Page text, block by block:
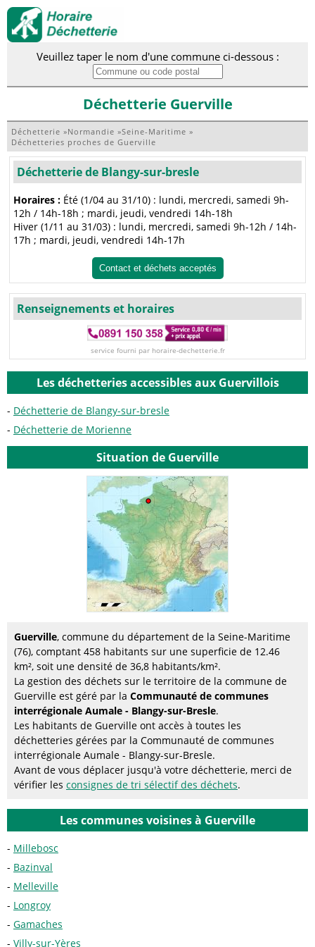
Veuillez taper le nom d'une commune ci-dessous :
Déchetterie Guerville
Déchetterie »Normandie »Seine-Maritime »
Déchetteries proches de Guerville
Déchetterie de Blangy-sur-bresle
Horaires : Été (1/04 au 31/10) : lundi, mercredi, samedi 9h-
12h / 14h-18h ; mardi, jeudi, vendredi 14h-18h
Hiver (1/11 au 31/03) : lundi, mercredi, samedi 9h-12h / 14h-
17h ; mardi, jeudi, vendredi 14h-17h
Contact et déchets acceptés
Renseignements et horaires
service fourni par horaire-dechetterie.fr
Les déchetteries accessibles aux Guervillois
Déchetterie de Blangy-sur-bresle
Déchetterie de Morienne
Situation de Guerville
Guerville, commune du département de la Seine-Maritime
(76), comptant 458 habitants sur une superficie de 12.46
km², soit une densité de 36,8 habitants/km².
La gestion des déchets sur le territoire de la commune de
Guerville est géré par la Communauté de communes
interrégionale Aumale - Blangy-sur-Bresle.
Les habitants de Guerville ont accès à toutes les
déchetteries gérées par la Communauté de communes
interrégionale Aumale - Blangy-sur-Bresle.
Avant de vous déplacer jusqu'à votre déchetterie, merci de
vérifier les consignes de tri sélectif des déchets.
Les communes voisines à Guerville
Millebosc
Bazinval
Melleville
Longroy
Gamaches
Villy-sur-Yères